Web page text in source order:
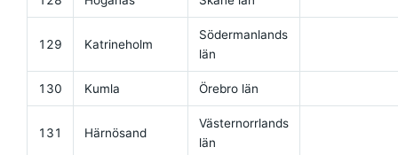
129 Katrineholm
Södermanlands
län
130 Kumla Örebro län
131 Härnösand
Västernorrlands
län